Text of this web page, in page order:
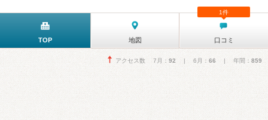
TOP 地図 口コミ
1件
アクセス数 7月： 92 | 6月： 66 | 年間： 859